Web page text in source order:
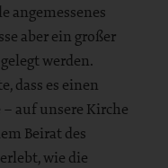
angemessenes
aber ein großer
werden.
dass es einen
auf unsere Kirche
Beirat des
wie die